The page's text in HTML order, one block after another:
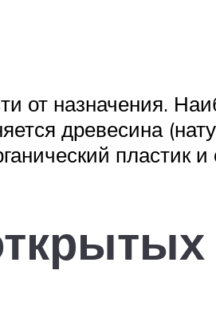
от назначения.
древесина
пластик и